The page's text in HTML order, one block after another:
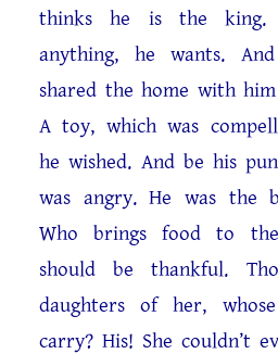
thinks he is the
anything, he wants.
shared the home with
A toy, which was
he wished. And be his
was angry. He was the
Who brings food to
should be thankful.
daughters of her,
carry? His! She couldn’t